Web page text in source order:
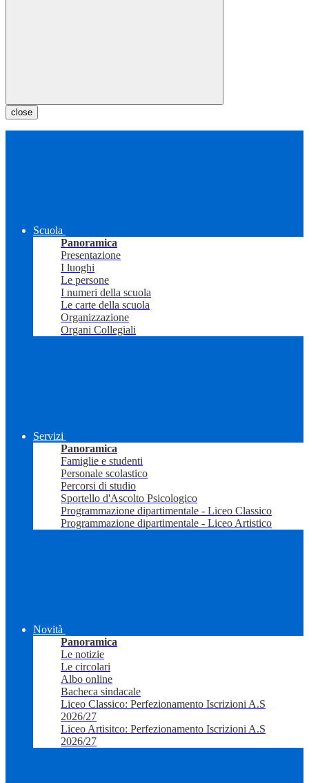
close
Scuola
Panoramica
Presentazione
I luoghi
Le persone
I numeri della scuola
Le carte della scuola
Organizzazione
Organi Collegiali
Servizi
Panoramica
Famiglie e studenti
Personale scolastico
Percorsi di studio
Sportello d'Ascolto Psicologico
Programmazione dipartimentale - Liceo Classico
Programmazione dipartimentale - Liceo Artistico
Novità
Panoramica
Le notizie
Le circolari
Albo online
Bacheca sindacale
Liceo Classico: Perfezionamento Iscrizioni A.S
2026/27
Liceo Artisitco: Perfezionamento Iscrizioni A.S
2026/27